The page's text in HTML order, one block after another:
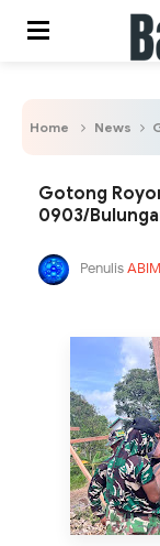
Home News
Gotong
0903/
Penulis